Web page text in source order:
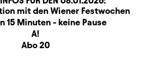
mit den Wiener Festwochen
15 Minuten - keine Pause
A!
Abo 20